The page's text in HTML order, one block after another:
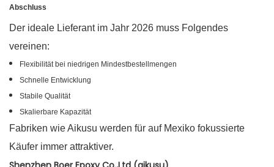
Abschluss
Der ideale Lieferant im Jahr 2026 muss Folgendes
vereinen:
Flexibilität bei niedrigen Mindestbestellmengen
Schnelle Entwicklung
Stabile Qualität
Skalierbare Kapazität
Fabriken wie Aikusu werden für auf Mexiko fokussierte
Käufer immer attraktiver.